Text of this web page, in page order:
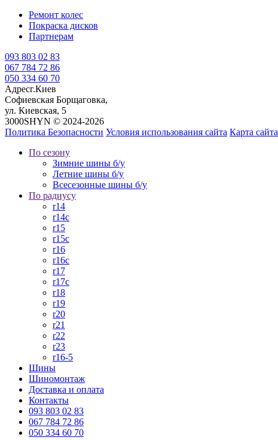
Ремонт колес
Покраска дисков
Партнерам
093 803 02 83
067 784 72 86
050 334 60 70
Адресг.Киев
Софиевская Борщаговка,
ул. Киевская, 5
3000SHYN © 2024-2026
Политика Безопасности Условия использования сайта Карта сайта
По сезону
Зимние шины б/у
Летние шины б/у
Всесезонные шины б/у
По радиусу
r14
r14c
r15
r15c
r16
r16c
r17
r17c
r18
r19
r20
r21
r22
r23
r16-5
Шины
Шиномонтаж
Доставка и оплата
Контакты
093 803 02 83
067 784 72 86
050 334 60 70